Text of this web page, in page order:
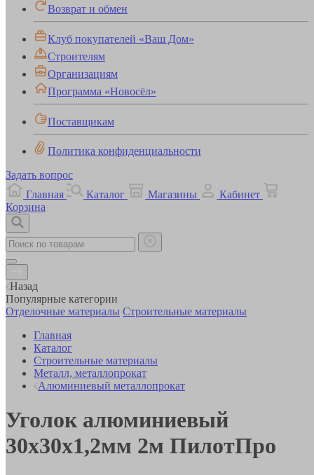
Возврат и обмен
Клуб покупателей «Ваш Дом»
Строителям
Организациям
Программа «Новосёл»
Поставщикам
Политика конфиденциальности
Задать вопрос
Главная
Каталог Магазины
Кабинет
Корзина
Назад
Популярные категории
Отделочные материалы Строительные материалы
Главная
Каталог
Строительные материалы
Металл, металлопрокат
Алюминиевый металлопрокат
Уголок алюминиевый
30х30х1,2мм 2м ПилотПро